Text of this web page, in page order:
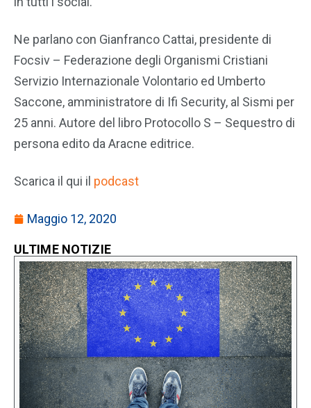
Ne parlano con Gianfranco Cattai, presidente di
Focsiv – Federazione degli Organismi Cristiani
Servizio Internazionale Volontario ed Umberto
Saccone, amministratore di Ifi Security, al Sismi per
25 anni. Autore del libro Protocollo S – Sequestro di
persona edito da Aracne editrice.
Scarica il qui il podcast
Maggio 12, 2020
ULTIME NOTIZIE